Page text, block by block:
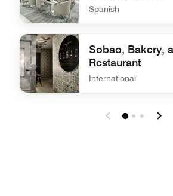
Spanish
undefined AC Kitchen, European
Sobao, Bakery,
Restaurant
International
undefined Sobao, Bakery, and